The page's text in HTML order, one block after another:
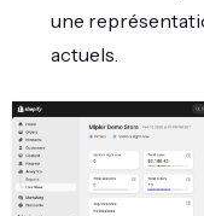
une
actuels.